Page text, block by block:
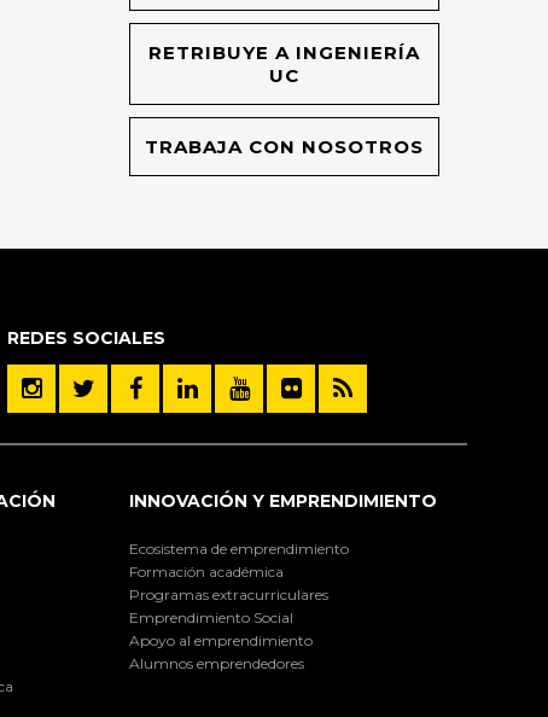
RETRIBUYE A INGENIERÍA
UC
TRABAJA CON NOSOTROS
REDES SOCIALES
INNOVACIÓN Y EMPRENDIMIENTO
Ecosistema de emprendimiento
Formación académica
Programas extracurriculares
Emprendimiento Social
Apoyo al emprendimiento
Alumnos emprendedores